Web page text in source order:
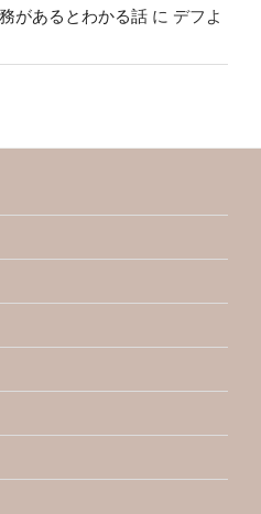
があるとわかる話 に デフよ